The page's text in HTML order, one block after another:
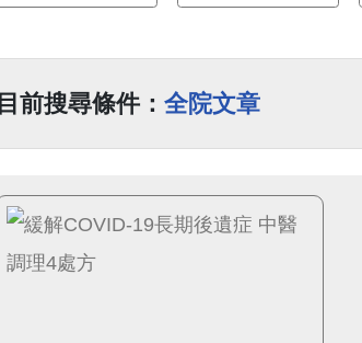
目前搜尋條件： 全院文章